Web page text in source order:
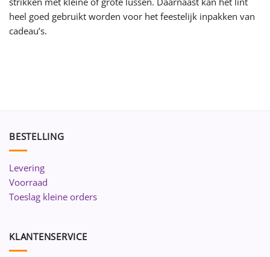
heel goed gebruikt worden voor het feestelijk inpakken van
cadeau’s.
BESTELLING
Levering
Voorraad
Toeslag kleine orders
KLANTENSERVICE